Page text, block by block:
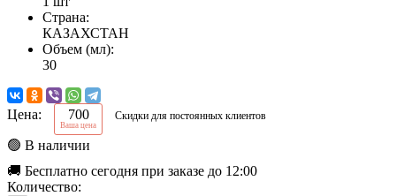
Страна:
КАЗАХСТАН
Объем (мл):
30
Цена: 700
Ваша цена
Скидки для постоянных клиентов
🟢 В наличии
🚚 Бесплатно сегодня при заказе до 12:00
Количество: